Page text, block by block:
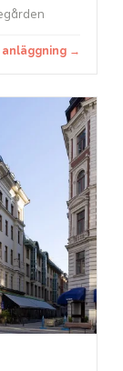
anläggning →